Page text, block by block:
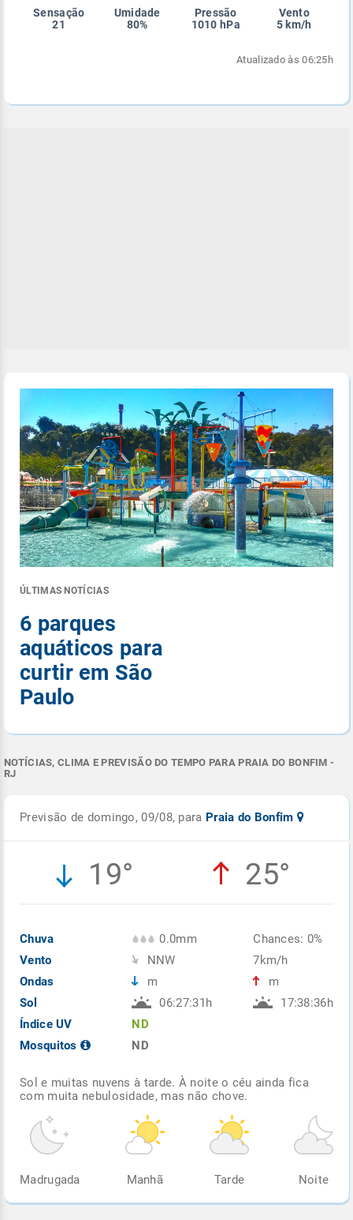
Sensação
21
Umidade
80%
Pressão
1010 hPa
Vento
5 km/h
Atualizado às 06:25h
ÚLTIMAS NOTÍCIAS
6 parques
aquáticos para
curtir em São
Paulo
NOTÍCIAS, CLIMA E PREVISÃO DO TEMPO PARA PRAIA DO BONFIM -
RJ
Previsão de domingo, 09/08, para Praia do Bonfim
19° 25°
Chuva
Vento
Ondas
Sol
Índice UV
Mosquitos
0.0mm
NNW
m
06:27:31h
ND
ND
Chances: 0%
7km/h
m
17:38:36h
Sol e muitas nuvens à tarde. À noite o céu ainda fica
com muita nebulosidade, mas não chove.
Madrugada Manhã Tarde Noite
Enviar
Enviar
Enviar
Enviar
Enviar